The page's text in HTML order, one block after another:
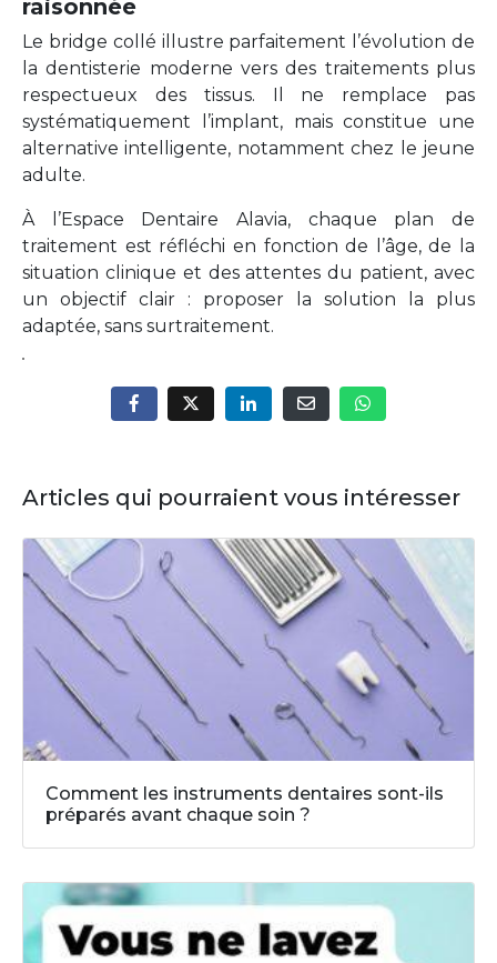
raisonnée
Le bridge collé illustre parfaitement l’évolution de
la dentisterie moderne vers des traitements plus
respectueux des tissus. Il ne remplace pas
systématiquement l’implant, mais constitue une
alternative intelligente, notamment chez le jeune
adulte.
À l’Espace Dentaire Alavia, chaque plan de
traitement est réfléchi en fonction de l’âge, de la
situation clinique et des attentes du patient, avec
un objectif clair : proposer la solution la plus
adaptée, sans surtraitement.
Articles qui pourraient vous intéresser
Comment les instruments dentaires sont-ils
préparés avant chaque soin ?